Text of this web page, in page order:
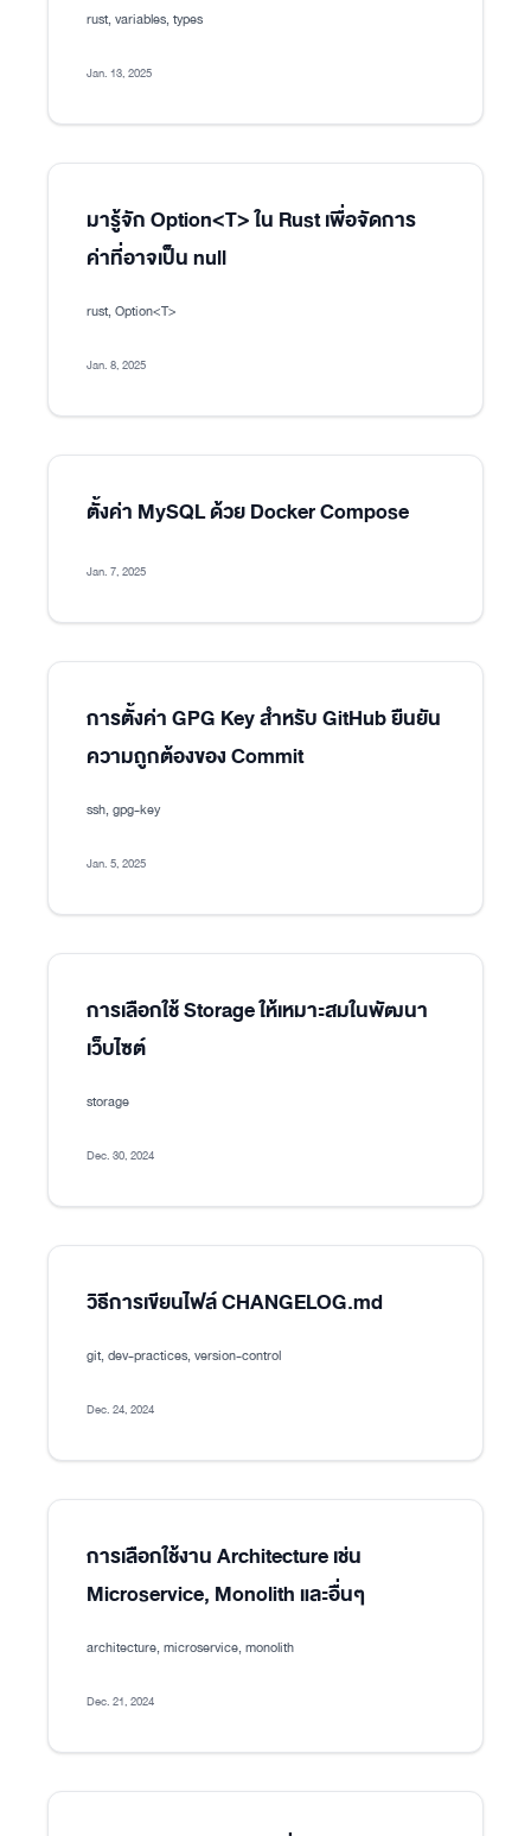
rust, variables, types
Jan. 13, 2025
มารู้จัก Option<T> ใน Rust เพื่อจัดการ
ค่าที่อาจเป็น null
rust, Option<T>
Jan. 8, 2025
ตั้งค่า MySQL ด้วย Docker Compose
Jan. 7, 2025
การตั้งค่า GPG Key สำหรับ GitHub ยืนยัน
ความถูกต้องของ Commit
ssh, gpg-key
Jan. 5, 2025
การเลือกใช้ Storage ให้เหมาะสมในพัฒนา
เว็บไซต์
storage
Dec. 30, 2024
วิธีการเขียนไฟล์ CHANGELOG.md
git, dev-practices, version-control
Dec. 24, 2024
การเลือกใช้งาน Architecture เช่น
Microservice, Monolith และอื่นๆ
architecture, microservice, monolith
Dec. 21, 2024